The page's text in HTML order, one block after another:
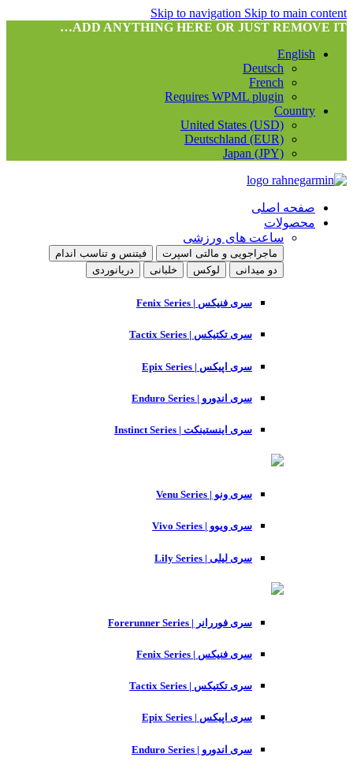
Skip to navigation Skip to main content
ADD ANYTHING HERE OR JUST REMOVE IT…
English
Deutsch
French
Requires WPML plugin
Country
United States (USD)
Deutschland (EUR)
Japan (JPY)
صفحه اصلی
محصولات
ساعت های ورزشی
ماجراجویی و مالتی اسپرت
فیتنس و تناسب اندام
دو میدانی
لوکس خلبانی دریانوردی
سری فنیکس | Fenix Series
سری تکتیکس | Tactix Series
سری اپیکس | Epix Series
سری اندورو | Enduro Series
سری اینستینکت | Instinct Series
سری ونو | Venu Series
سری ویوو | Vivo Series
سری لیلی | Lily Series
سری فوررانر | Forerunner Series
سری فنیکس | Fenix Series
سری تکتیکس | Tactix Series
سری اپیکس | Epix Series
سری اندورو | Enduro Series